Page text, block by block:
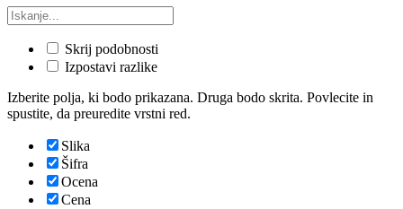
Skrij podobnosti
Izpostavi razlike
Izberite polja, ki bodo prikazana. Druga bodo skrita. Povlecite in
spustite, da preuredite vrstni red.
Slika
Šifra
Ocena
Cena